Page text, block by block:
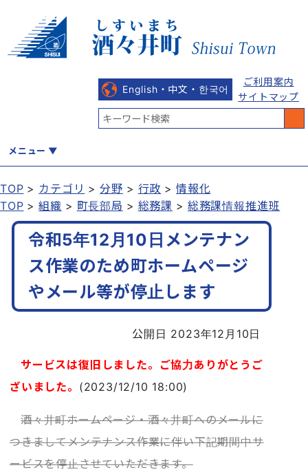
English・中文・한국어
ご利用案内
サイトマップ
メニュー
くらし 健康・福祉 教育・文化 観光・魅力 産業・しごと
行政 まちづくり
TOP カテゴリ 分野 行政
情報化
TOP
組織 町長部局 総務課 総務課情報推進班
令和5年12月10日メンテナン
ス作業のため町ホームページ
やメール等が停止します
公開日 2023年12月10日
サービスは復旧しました。ご協力ありがとうご
ざいました。 (2023/12/10 18:00)
酒々井町ホームページ・酒々井町へのメールに
つきましてメンテナンス作業に伴い下記期間中サ
ービスを停止させていただきます。